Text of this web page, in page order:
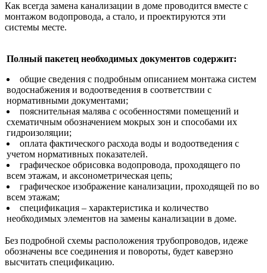
Как всегда замена канализации в доме проводится вместе с
монтажом водопровода, а стало, и проектируются эти
системы месте.
Полный пакетец необходимых документов содержит:
общие сведения с подробным описанием монтажа систем
водоснабжения и водоотведения в соответствии с
нормативными документами;
пояснительная малява с особенностями помещений и
схематичным обозначением мокрых зон и способами их
гидроизоляции;
оплата фактического расхода воды и водоотведения с
учетом нормативных показателей.
графическое обрисовка водопровода, проходящего по
всем этажам, и аксонометрическая цепь;
графическое изображение канализации, проходящей по во
всем этажам;
спецификация – характеристика и количество
необходимых элементов на замены канализации в доме.
Без подробной схемы расположения трубопроводов, идеже
обозначены все соединения и повороты, будет каверзно
высчитать спецификацию.